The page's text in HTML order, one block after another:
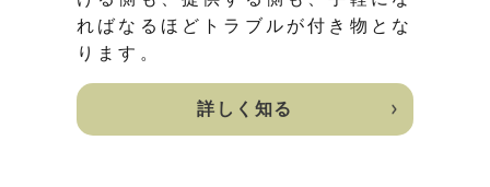
ればなるほどトラブルが付き物とな
ります。
詳しく知る